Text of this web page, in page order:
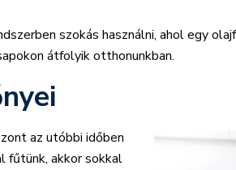
szokás használni, ahol egy
átfolyik otthonunkban.
az utóbbi időben
fűtünk, akkor sokkal